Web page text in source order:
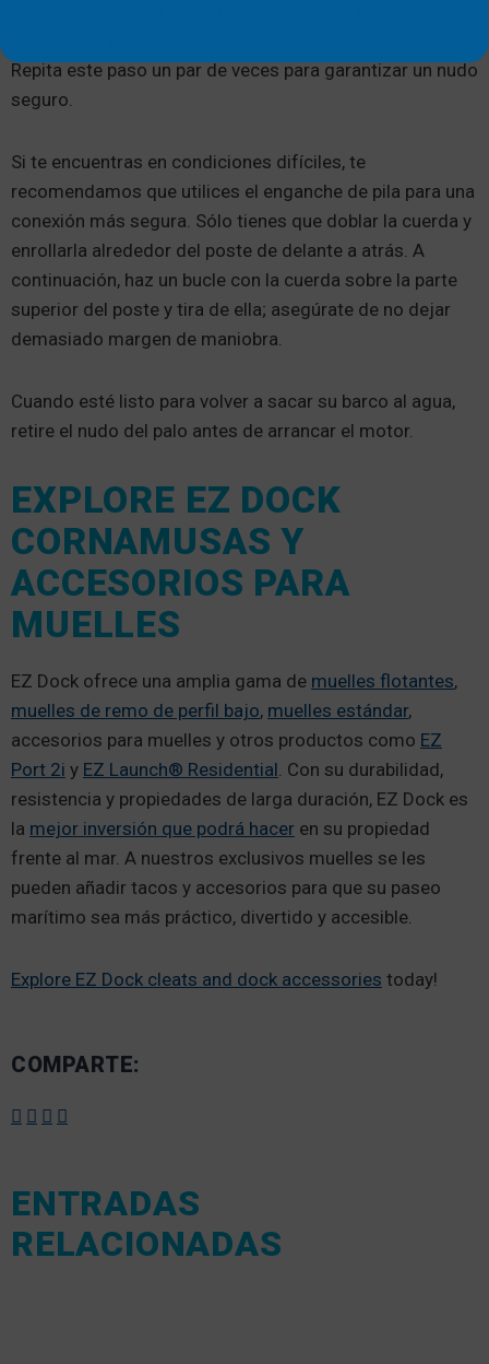
Repita este paso un par de veces para garantizar un nudo
seguro.
Si te encuentras en condiciones difíciles, te
recomendamos que utilices el enganche de pila para una
conexión más segura. Sólo tienes que doblar la cuerda y
enrollarla alrededor del poste de delante a atrás. A
continuación, haz un bucle con la cuerda sobre la parte
superior del poste y tira de ella; asegúrate de no dejar
demasiado margen de maniobra.
Cuando esté listo para volver a sacar su barco al agua,
retire el nudo del palo antes de arrancar el motor.
EXPLORE EZ DOCK
CORNAMUSAS Y
ACCESORIOS PARA
MUELLES
EZ Dock ofrece una amplia gama de muelles flotantes,
muelles de remo de perfil bajo, muelles estándar,
accesorios para muelles y otros productos como EZ
Port 2i y EZ Launch® Residential. Con su durabilidad,
resistencia y propiedades de larga duración, EZ Dock es
la mejor inversión que podrá hacer en su propiedad
frente al mar. A nuestros exclusivos muelles se les
pueden añadir tacos y accesorios para que su paseo
marítimo sea más práctico, divertido y accesible.
Explore EZ Dock cleats and dock accessories today!
COMPARTE:
ENTRADAS
RELACIONADAS